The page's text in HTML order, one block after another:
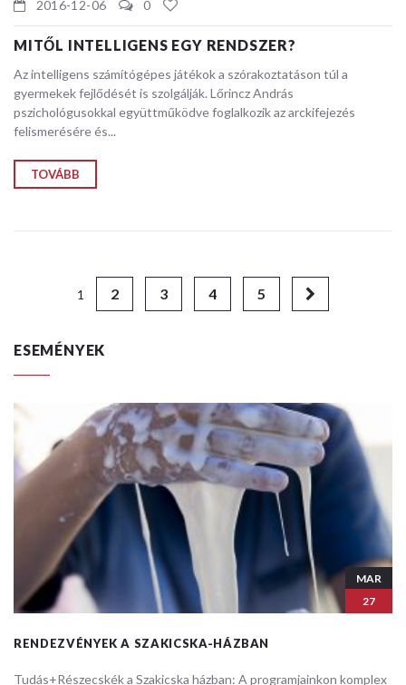
2016-12-06
0
MITŐL INTELLIGENS EGY RENDSZER?
Az intelligens számítógépes játékok a szórakoztatáson túl a
gyermekek fejlődését is szolgálják. Lőrincz András
pszichológusokkal együttműködve foglalkozik az arckifejezés
felismerésére és...
TOVÁBB
1 2 3 4 5
ESEMÉNYEK
MAR
27
RENDEZVÉNYEK A SZAKICSKA-HÁZBAN
Tudás+Részecskék a Szakicska házban: ​A programjainkon komplex